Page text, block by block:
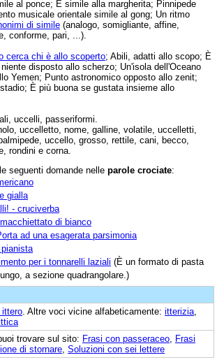
al ponce; È simile alla margherita; Pinnipede
musicale orientale simile al gong; Un ritmo
di simile (analogo, somigliante, affine,
conforme, pari, ...).
cerca chi è allo scoperto; Abili, adatti allo scopo; È
disposto allo scherzo; Un'isola dell'Oceano
Yemen; Punto astronomico opposto allo zenit;
È più buona se gustata insieme allo
uccelli, passeriformi.
uccelletto, nome, galline, volatile, uccelletti,
uccello, grosso, rettile, cani, becco,
rondini e corna.
seguenti domande nelle parole crociate:
gialla
- cruciverba
di bianco
ad una esagerata parsimonia
per i tonnarelli laziali (È un formato di pasta
a sezione quadrangolare.)
ittero . Altre voci vicine alfabeticamente: itterizia
trovare sul sito: Frasi con passeraceo Frasi
di stornare Soluzioni con sei lettere